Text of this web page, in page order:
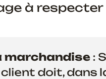
à
marchandise :
doit, dans